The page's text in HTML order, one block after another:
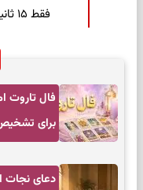
فقط ۱۵ ثانیه برای پیداکردنش وقت دارید
برای
دعای نجات